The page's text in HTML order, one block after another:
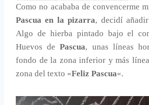
Como no acababa de convencerme
Pascua en la pizarra, decidí
Algo de hierba pintado bajo el
Huevos dePascua, unas líneas
fondo de la zona inferior y más
zona del texto «Feliz Pascua«.